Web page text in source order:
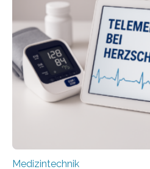
Forscherinnen der
(TUD) richtet sich das Portal
und Patienten, aber ebenso
Fachpersonal. Für all diese
speziell zugeschnittene
digitale
Medizintechnik